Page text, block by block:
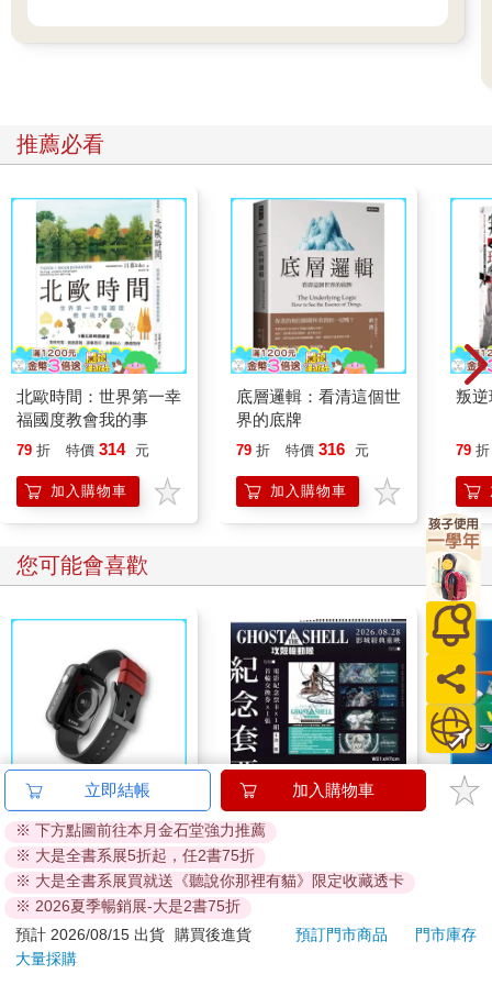
推薦必看
北歐時間：世界第一幸
福國度教會我的事
79 折 特價 314 元
加入購物車
底層邏輯：看清這個世
界的底牌
79 折 特價 316 元
加入購物車
叛逆
79 折
您可能會喜歡
悠遊卡錶帶－黑色
（20mm適用）
特價 490 元
加入購物車
攻殼機動隊(1995) 4K
數位修復版紀念套票
特價 399 元
立即結帳 加入購物車
※ 下方點圖前往本月金石堂強力推薦
※ 大是全書系展5折起，任2書75折
※ 大是全書系展買就送《聽說你那裡有貓》限定收藏透卡
※ 2026夏季暢銷展-大是2書75折
預計 2026/08/15 出貨
購買後進貨 預訂門市商品
門市庫存
大量採購